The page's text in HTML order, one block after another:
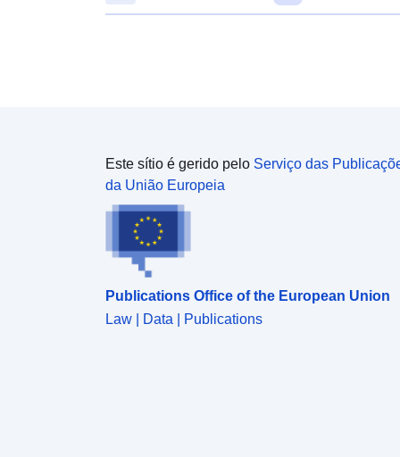
Este sítio é gerido pelo Serviço das
da União Europeia
Publications Office of the European Union
Law | Data | Publications